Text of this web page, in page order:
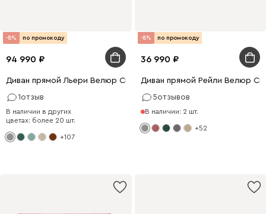
-8% по промокоду
94 990
Диван прямой Льери Велюр Светло-серый
1отзыв
В наличии в других
цветах: более 20 шт.
+107
-8% по промокоду
36 990
Диван прямой Рейли Велюр
5отзывов
В наличии: 2 шт.
+52